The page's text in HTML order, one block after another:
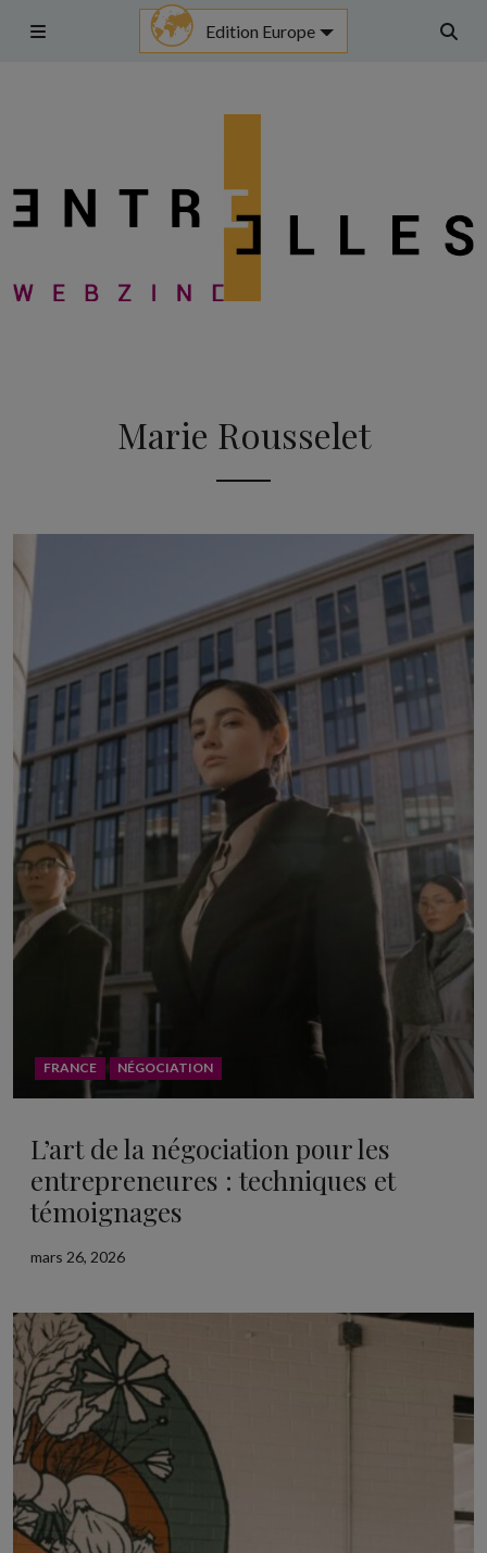
Edition Europe
Marie Rousselet
FRANCE NÉGOCIATION
L’art de la négociation pour les
entrepreneures : techniques et
témoignages
mars 26, 2026